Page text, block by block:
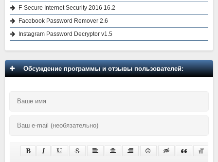
F-Secure Internet Security 2016 16.2
Facebook Password Remover 2.6
Instagram Password Decryptor v1.5
Обсуждение программы и отзывы пользователей: